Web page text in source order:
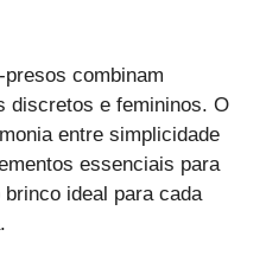
combinam
discretos e femininos. O
entre simplicidade
essenciais para
ideal para cada